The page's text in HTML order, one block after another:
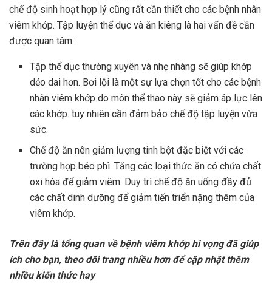
chế độ sinh hoạt hợp lý cũng rất cần thiết cho các bệnh nhân
viêm khớp. Tập luyện thể dục và ăn kiêng là hai vấn đề cần
được quan tâm:
Tập thể dục thường xuyên và nhẹ nhàng sẽ giúp khớp
dẻo dai hơn. Bơi lội là một sự lựa chọn tốt cho các bệnh
nhân viêm khớp do môn thể thao này sẽ giảm áp lực lên
các khớp. tuy nhiên cần đảm bảo chế độ tập luyện vừa
sức.
Chế độ ăn nên giảm lượng tinh bột đặc biệt với các
trường hợp béo phì. Tăng các loại thức ăn có chứa chất
oxi hóa để giảm viêm. Duy trì chế độ ăn uống đầy đủ
các chất dinh dưỡng để giảm tiến triển nặng thêm của
viêm khớp.
Trên đây là tổng quan về bệnh viêm khớp hi vọng đã giúp
ích cho bạn, theo dõi trang nhiều hơn để cập nhật thêm
nhiều kiến thức hay